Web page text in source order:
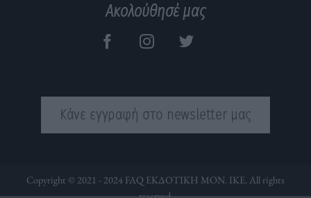
Ακολούθησέ μας
Κάνε εγγραφή στο newsletter μας
Copyright © 2021 - 2024 FAQ ΕΚΔΟΤΙΚΗ ΜΟΝ. ΙΚΕ. All rights